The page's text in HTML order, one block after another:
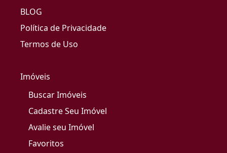
BLOG
Política de Privacidade
Termos de Uso
Imóveis
Buscar Imóveis
Cadastre Seu Imóvel
Avalie seu Imóvel
Favoritos